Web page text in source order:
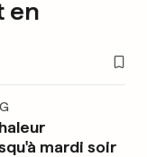
en
mardi soir